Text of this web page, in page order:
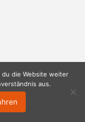
du die Website weiter
aus.